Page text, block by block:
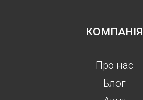
КОМПАНІЯ
Про нас
Блог